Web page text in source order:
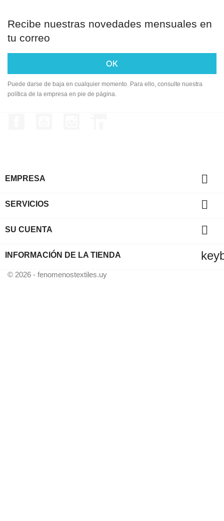
Recibe nuestras novedades mensuales en
tu correo
Puede darse de baja en cualquier momento. Para ello, consulte nuestra
política de la empresa en pie de página.
EMPRESA 
SERVICIOS 
SU CUENTA 
INFORMACIÓN DE LA TIENDA
© 2026 - fenomenostextiles.uy